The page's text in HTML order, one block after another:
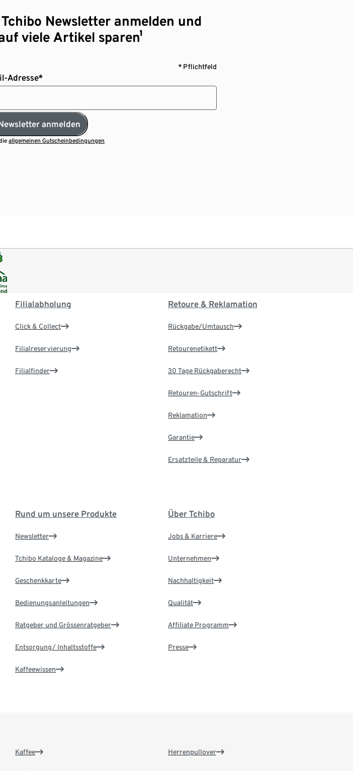
Newsletter anmelden und
viele Artikel sparen¹
* Pflichtfeld
Adresse*
anmelden
allgemeinen Gutscheinbedingungen
Filialabholung
Click & Collect
Filialreservierung
Filialfinder
Retoure & Reklamation
Rückgabe/Umtausch
Retourenetikett
30 Tage Rückgaberecht
Retouren-Gutschrift
Reklamation
Garantie
Ersatzteile & Reparatur
Rund um unsere Produkte
Newsletter
Tchibo Kataloge & Magazine
Geschenkkarte
Bedienungsanleitungen
Ratgeber und Grössenratgeber
Entsorgung/ Inhaltsstoffe
Kaffeewissen
Über Tchibo
Jobs & Karriere
Unternehmen
Nachhaltigkeit
Qualität
Affiliate Programm
Presse
Kaffee Herrenpullover